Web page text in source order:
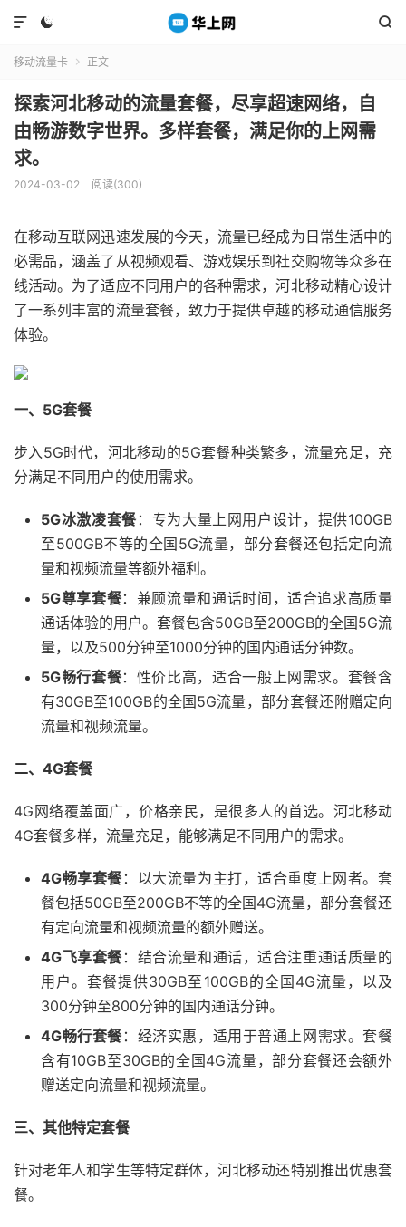
 

移动流量卡  正文
探索河北移动的流量套餐，尽享超速网络，自
由畅游数字世界。多样套餐，满足你的上网需
求。
2024-03-02 阅读(300)
在移动互联网迅速发展的今天，流量已经成为日常生活中的
必需品，涵盖了从视频观看、游戏娱乐到社交购物等众多在
线活动。为了适应不同用户的各种需求，河北移动精心设计
了一系列丰富的流量套餐，致力于提供卓越的移动通信服务
体验。
一、5G套餐
步入5G时代，河北移动的5G套餐种类繁多，流量充足，充
分满足不同用户的使用需求。
5G冰激凌套餐 ：专为大量上网用户设计，提供100GB
至500GB不等的全国5G流量，部分套餐还包括定向流
量和视频流量等额外福利。
5G尊享套餐：兼顾流量和通话时间，适合追求高质量
通话体验的用户。套餐包含50GB至200GB的全国5G流
量，以及500分钟至1000分钟的国内通话分钟数。
5G畅行套餐：性价比高，适合一般上网需求。套餐含
有30GB至100GB的全国5G流量，部分套餐还附赠定向
流量和视频流量。
二、4G套餐
4G网络覆盖面广，价格亲民，是很多人的首选。河北移动
4G套餐多样，流量充足，能够满足不同用户的需求。
4G畅享套餐 ：以大流量为主打，适合重度上网者。套
餐包括50GB至200GB不等的全国4G流量，部分套餐还
有定向流量和视频流量的额外赠送。
4G飞享套餐 ：结合流量和通话，适合注重通话质量的
用户。套餐提供30GB至100GB的全国4G流量，以及
300分钟至800分钟的国内通话分钟。
4G畅行套餐 ：经济实惠，适用于普通上网需求。套餐
含有10GB至30GB的全国4G流量，部分套餐还会额外
赠送定向流量和视频流量。
三、其他特定套餐
针对老年人和学生等特定群体，河北移动还特别推出优惠套
餐。